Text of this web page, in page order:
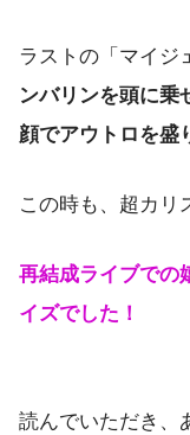
ラストの「マイジ
ンバリンを頭に乗
顔でアウトロを盛
この時も、超カリ
再結成ライブでの
イズでした！
読んでいただき、